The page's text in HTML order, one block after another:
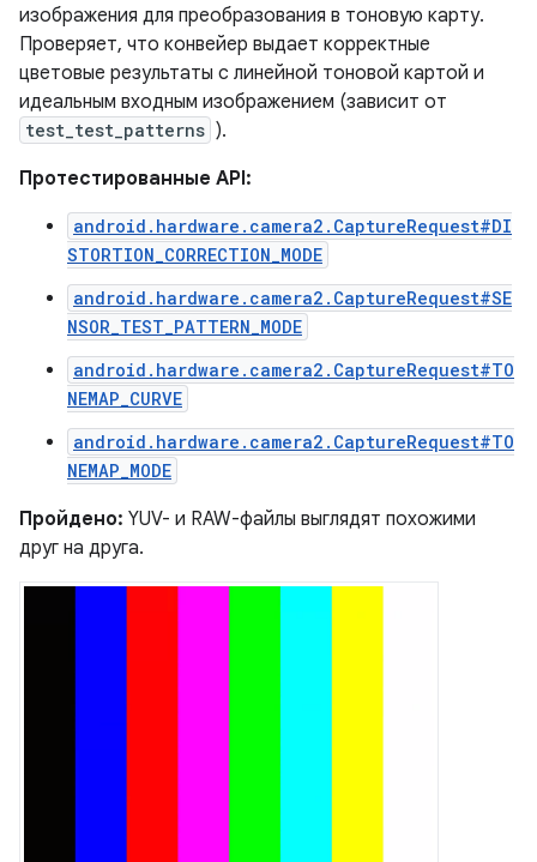
изображения для преобразования в тоновую карту.
Проверяет, что конвейер выдает корректные
цветовые результаты с линейной тоновой картой и
идеальным входным изображением (зависит от
test_test_patterns ).
Протестированные API:
android.hardware.camera2.CaptureRequest#DI
STORTION_CORRECTION_MODE
android.hardware.camera2.CaptureRequest#SE
NSOR_TEST_PATTERN_MODE
android.hardware.camera2.CaptureRequest#TO
NEMAP_CURVE
android.hardware.camera2.CaptureRequest#TO
NEMAP_MODE
Пройдено: YUV- и RAW-файлы выглядят похожими
друг на друга.